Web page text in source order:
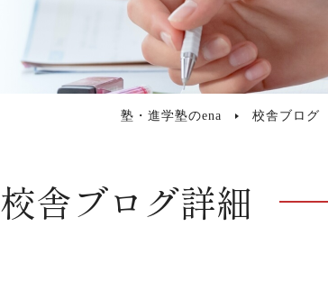
塾・進学塾のena 校舎ブログ
校舎ブログ詳細